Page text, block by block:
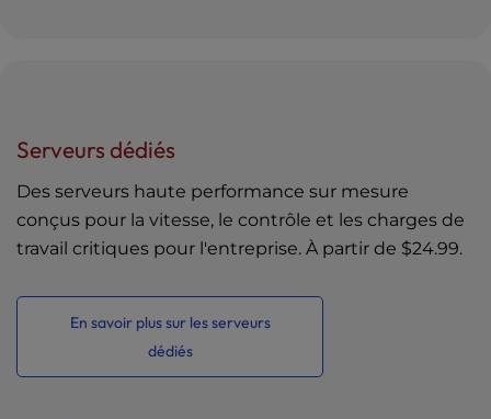
Serveurs dédiés
Des serveurs haute performance sur mesure
conçus pour la vitesse, le contrôle et les charges de
travail critiques pour l'entreprise. À partir de $24.99.
En savoir plus sur les serveurs
dédiés